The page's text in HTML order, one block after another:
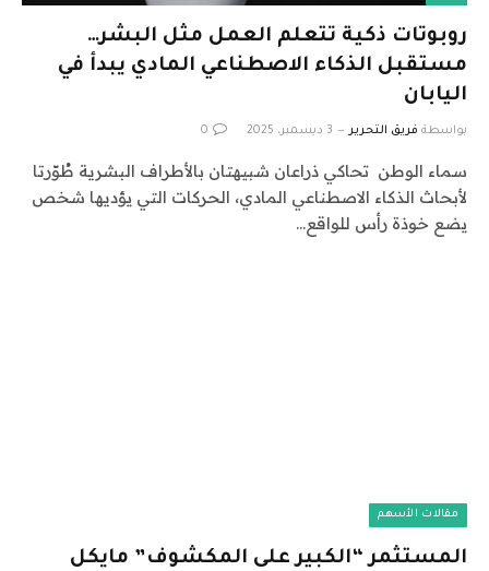
روبوتات ذكية تتعلم العمل مثل البشر…
مستقبل الذكاء الاصطناعي المادي يبدأ في
اليابان
بواسطة فريق التحرير 3 ديسمبر، 2025 0
سماء الوطن تحاكي ذراعان شبيهتان بالأطراف البشرية طُوّرتا
لأبحاث الذكاء الاصطناعي المادي، الحركات التي يؤديها شخص
يضع خوذة رأس للواقع…
مقالات الأسهم
المستثمر “الكبير على المكشوف” مايكل